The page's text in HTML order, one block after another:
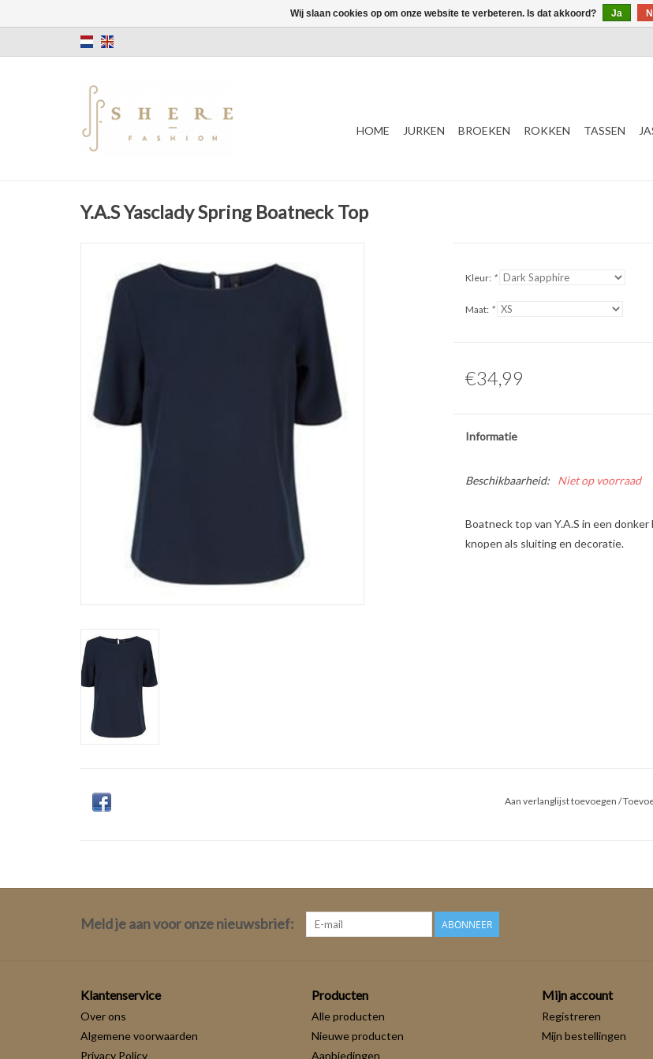
HOME JURKEN BROEKEN ROKKEN TASSEN
Y.A.S Yasclady Spring Boatneck Top
Kleur: *
Maat: *
€34,99
Informatie
Beschikbaarheid: Niet op voorraad
Boatneck top van Y.A.S in een
knopen als sluiting en decoratie.
Aan verlanglijst toevoegen/
Meld je aan voor onze nieuwsbrief: ABONNEER
Klantenservice
Over ons
Algemene voorwaarden
Privacy Policy
Producten
Alle producten
Nieuwe producten
Aanbiedingen
Mijn account
Registreren
Mijn bestellingen
Wij slaan cookies op om onze website te verbeteren. Is dat akkoord? Ja